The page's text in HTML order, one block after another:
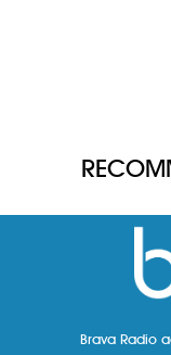
Brava Radio